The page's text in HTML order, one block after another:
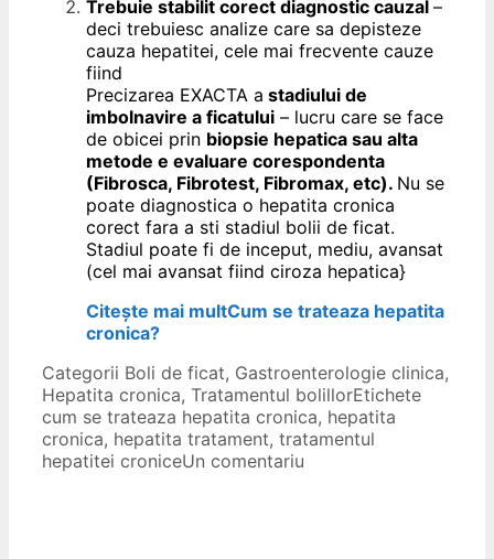
Trebuie stabilit corect diagnostic cauzal –
deci trebuiesc analize care sa depisteze
cauza hepatitei, cele mai frecvente cauze
fiind
Precizarea EXACTA a stadiului de
imbolnavire a ficatului – lucru care se face
de obicei prin biopsie hepatica sau alta
metode e evaluare corespondenta
(Fibrosca, Fibrotest, Fibromax, etc). Nu se
poate diagnostica o hepatita cronica
corect fara a sti stadiul bolii de ficat.
Stadiul poate fi de inceput, mediu, avansat
(cel mai avansat fiind ciroza hepatica}
Citește mai multCum se trateaza hepatita
cronica?
Categorii Boli de ficat, Gastroenterologie clinica,
Hepatita cronica, Tratamentul bolillorEtichete
cum se trateaza hepatita cronica, hepatita
cronica, hepatita tratament, tratamentul
hepatitei croniceUn comentariu